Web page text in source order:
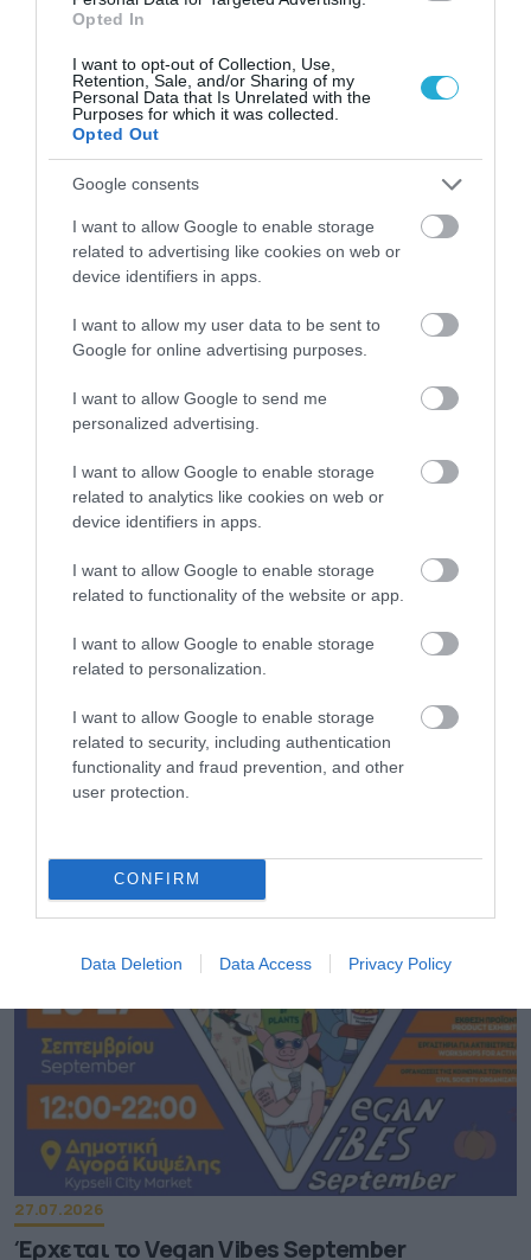
Opted In
I want to opt-out of Collection, Use,
Retention, Sale, and/or Sharing of my
Personal Data that Is Unrelated with the
Purposes for which it was collected.
Opted Out
Google consents
I want to allow Google to enable storage
related to advertising like cookies on web or
device identifiers in apps.
I want to allow my user data to be sent to
Google for online advertising purposes.
I want to allow Google to send me
personalized advertising.
I want to allow Google to enable storage
related to analytics like cookies on web or
device identifiers in apps.
I want to allow Google to enable storage
related to functionality of the website or app.
I want to allow Google to enable storage
related to personalization.
I want to allow Google to enable storage
related to security, including authentication
functionality and fraud prevention, and other
user protection.
CONFIRM
Data Deletion Data Access Privacy Policy
06.08.2026
Vegan συνταγή για πρωινό: Pancakes με
κανέλα και μύρτιλα
03.08.2026
σοκολάτα
27.07.2026
Έρχεται το Vegan Vibes September